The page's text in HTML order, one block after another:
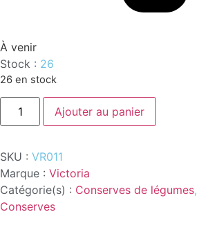
À venir
Stock : 26
26 en stock
quantité
POIS
VIC
Ajouter au panier
SKU : VR011
Marque : Victoria
Catégorie(s) : Conserves de légumes,
Conserves